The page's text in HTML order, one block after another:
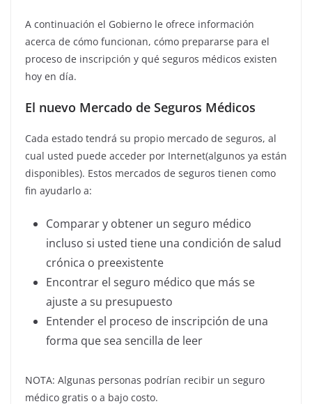
A continuación el Gobierno le ofrece información
acerca de cómo funcionan, cómo prepararse para el
proceso de inscripción y qué seguros médicos existen
hoy en día.
El nuevo Mercado de Seguros Médicos
Cada estado tendrá su propio mercado de seguros, al
cual usted puede acceder por Internet(algunos ya están
disponibles). Estos mercados de seguros tienen como
fin ayudarlo a:
Comparar y obtener un seguro médico
incluso si usted tiene una condición de salud
crónica o preexistente
Encontrar el seguro médico que más se
ajuste a su presupuesto
Entender el proceso de inscripción de una
forma que sea sencilla de leer
NOTA: Algunas personas podrían recibir un seguro
médico gratis o a bajo costo.